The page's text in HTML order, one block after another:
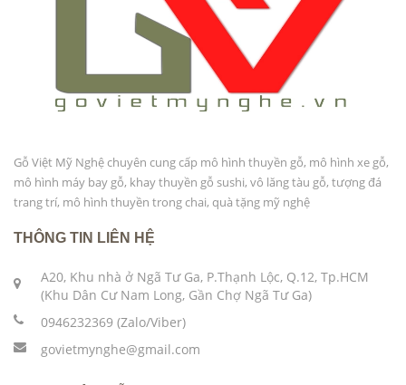
Gỗ Việt Mỹ Nghệ chuyên cung cấp mô hình thuyền gỗ, mô hình xe gỗ,
mô hình máy bay gỗ, khay thuyền gỗ sushi, vô lăng tàu gỗ, tượng đá
trang trí, mô hình thuyền trong chai, quà tặng mỹ nghệ
THÔNG TIN LIÊN HỆ
A20, Khu nhà ở Ngã Tư Ga, P.Thạnh Lộc, Q.12, Tp.HCM
(Khu Dân Cư Nam Long, Gần Chợ Ngã Tư Ga)
0946232369 (Zalo/Viber)
govietmynghe@gmail.com